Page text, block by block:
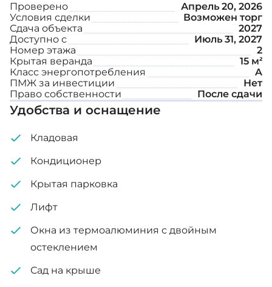
Крытая парковка
Кладовая
Сад на крыше
Внутренняя площадь: 75 м²
Проверено
Апрель 20, 2026
Условия сделки
Возможен торг
Сдача объекта
2027
Доступно с
Июль 31, 2027
Номер этажа
2
Крытая веранда
15 м²
Класс энергопотребления
A
ПМЖ за инвестиции
Нет
Право собственности
После сдачи
Удобства и оснащение
Кладовая
Кондиционер
Крытая парковка
Лифт
Окна из термоалюминия с двойным
остеклением
Сад на крыше